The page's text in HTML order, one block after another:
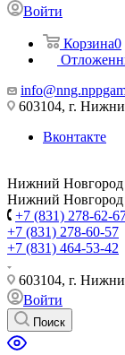
Войти
Корзина0
603104, г.
Вконтакте
Нижний Новгород
Нижний Новгород
+7 (831) 278-62-
+7 (831) 278-60-57
+7 (831) 464-53-42
603104, г.
Войти
Поиск